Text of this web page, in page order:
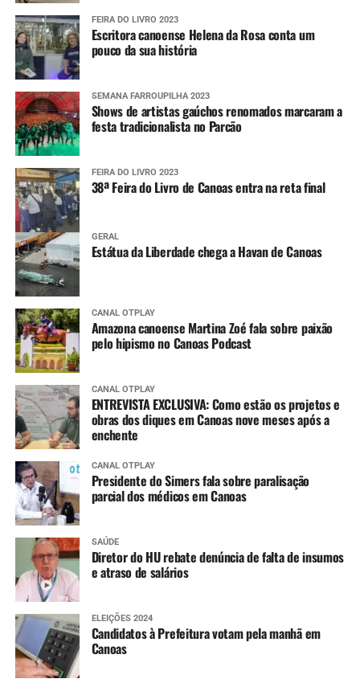
FEIRA DO LIVRO 2023
Escritora canoense Helena da Rosa conta um
pouco da sua história
SEMANA FARROUPILHA 2023
Shows de artistas gaúchos renomados marcaram a
festa tradicionalista no Parcão
FEIRA DO LIVRO 2023
38ª Feira do Livro de Canoas entra na reta final
GERAL
Estátua da Liberdade chega a Havan de Canoas
CANAL OTPLAY
Amazona canoense Martina Zoé fala sobre paixão
pelo hipismo no Canoas Podcast
CANAL OTPLAY
ENTREVISTA EXCLUSIVA: Como estão os projetos e
obras dos diques em Canoas nove meses após a
enchente
CANAL OTPLAY
Presidente do Simers fala sobre paralisação
parcial dos médicos em Canoas
SAÚDE
Diretor do HU rebate denúncia de falta de insumos
e atraso de salários
ELEIÇÕES 2024
Candidatos à Prefeitura votam pela manhã em
Canoas